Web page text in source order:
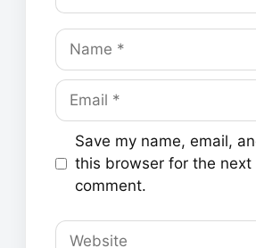
Name
Email
Save my name, email,
this browser for the next
comment.
Website